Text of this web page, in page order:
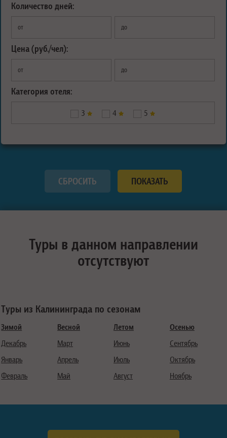
Количество дней:
от до
Цена (руб./чел):
от до
Категория отеля:
3 4 5
Туры в данном направлении
отсутствуют
Туры из Калининграда по сезонам
Зимой
Декабрь
Январь
Февраль
Весной
Март
Апрель
Май
Летом
Июнь
Июль
Август
Осенью
Сентябрь
Октябрь
Ноябрь